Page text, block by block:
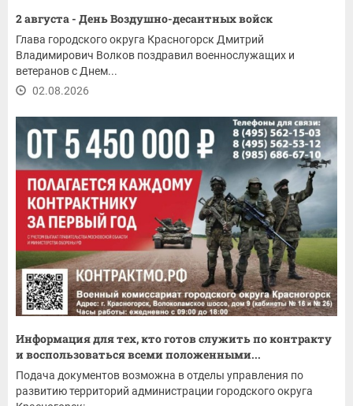
2 августа - День Воздушно-десантных войск
Глава городского округа Красногорск Дмитрий
Владимирович Волков поздравил военнослужащих и
ветеранов с Днем...
02.08.2026
Информация для тех, кто готов служить по контракту
и воспользоваться всеми положенными...
Подача документов возможна в отделы управления по
развитию территорий администрации городского округа